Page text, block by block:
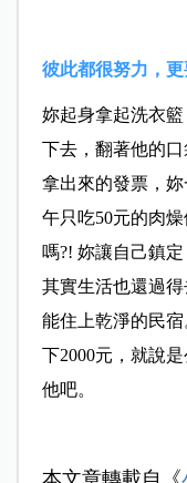
彼此都很努力，
妳起身拿起洗衣
下去，翻著他的
拿出來的發票，
午只吃50元的肉
嗎?! 妳讓自己鎮
其實生活也還過
能住上乾淨的民
下2000元，就說
他吧。